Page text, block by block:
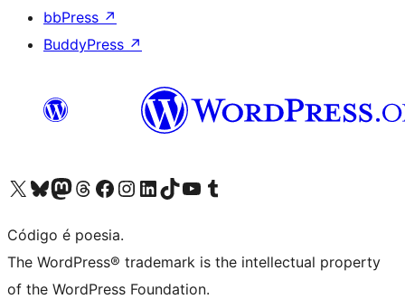
bbPress ↗
BuddyPress ↗
Acessar nossa conta do X (antigo Twitter)
Acessar nossa conta do Bluesky
Acessar nossa conta do Mastodon
Acessar nossa conta do Threads
Acessar nossa página do Facebook
Acessar nossa conta do Instagram
Acessar nossa conta do LinkedIn
Acessar nossa conta do TikTok
Acessar nosso canal do YouTube
Acessar nossa conta no Tumblr
Código é poesia.
The WordPress® trademark is the intellectual property
of the WordPress Foundation.